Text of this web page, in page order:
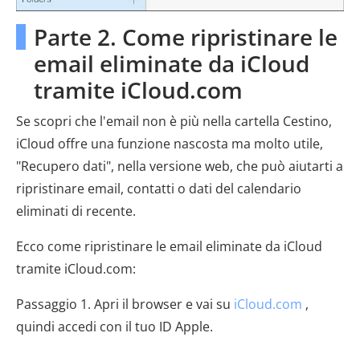
Parte 2. Come ripristinare le
email eliminate da iCloud
tramite iCloud.com
Se scopri che l'email non è più nella cartella Cestino,
iCloud offre una funzione nascosta ma molto utile,
"Recupero dati", nella versione web, che può aiutarti a
ripristinare email, contatti o dati del calendario
eliminati di recente.
Ecco come ripristinare le email eliminate da iCloud
tramite iCloud.com:
Passaggio 1. Apri il browser e vai su iCloud.com ,
quindi accedi con il tuo ID Apple.